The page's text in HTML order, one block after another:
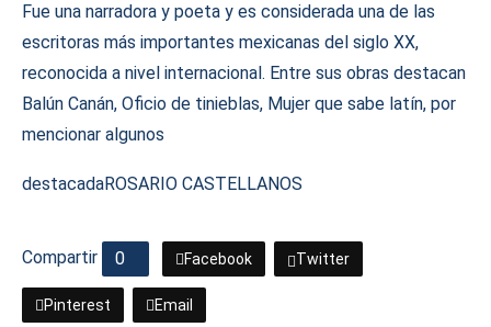
Fue una narradora y poeta y es considerada una de las
escritoras más importantes mexicanas del siglo XX,
reconocida a nivel internacional. Entre sus obras destacan
Balún Canán, Oficio de tinieblas, Mujer que sabe latín, por
mencionar algunos
destacadaROSARIO CASTELLANOS
Compartir 0 Facebook Twitter
Pinterest Email